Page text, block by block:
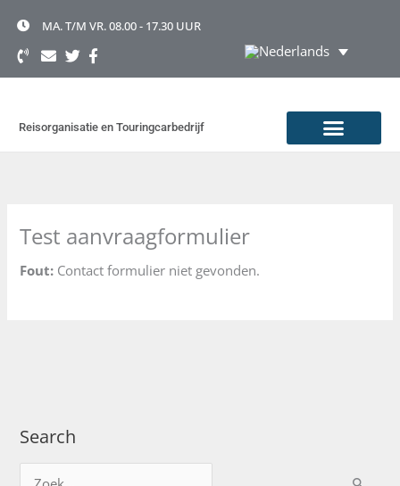
naar
inhoud
MA. T/M VR. 08.00 - 17.30 UUR
Reisorganisatie en Touringcarbedrijf
Test aanvraagformulier
Fout: Contact formulier niet gevonden.
Search